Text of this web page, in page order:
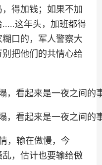
得加钱；如果不加
这年头，加班都得
口的，军人警察大
把他们的共情心给
，输在傲慢，今
，估计也要输给傲